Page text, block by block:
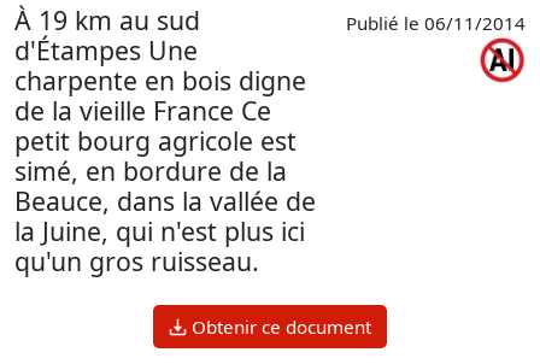
À 19 km au sud
d'Étampes Une
charpente en bois digne
de la vieille France Ce
petit bourg agricole est
simé, en bordure de la
Beauce, dans la vallée de
la Juine, qui n'est plus ici
qu'un gros ruisseau.
Publié le 06/11/2014
Obtenir ce document